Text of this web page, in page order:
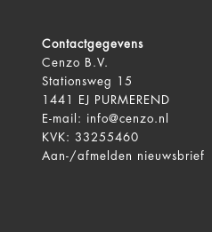
Contactgegevens
Cenzo B.V.
Stationsweg 15
1441 EJ PURMEREND
E-mail:
info@cenzo.nl
KVK: 33255460
Aan-/afmelden
nieuwsbrief